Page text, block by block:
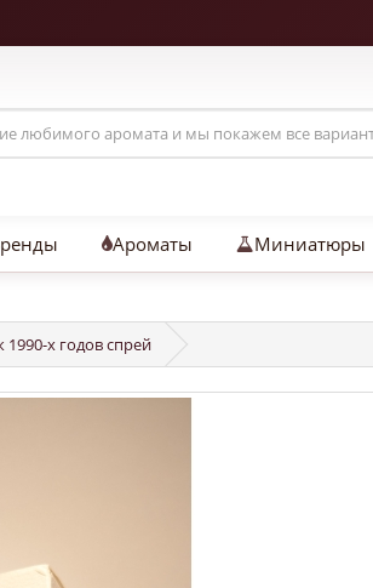
Ароматы Миниатюры
1990-х годов спрей